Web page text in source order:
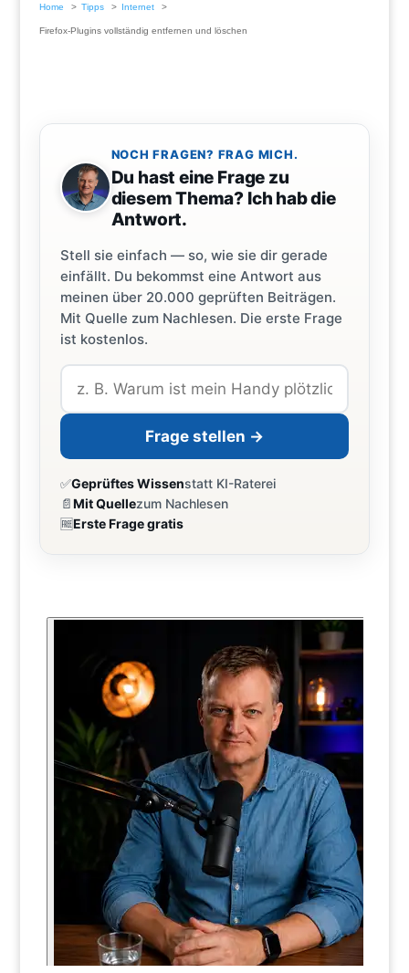
Home Tipps Internet
Firefox-Plugins vollständig entfernen und löschen
NOCH FRAGEN? FRAG MICH.
Du hast eine Frage zu
diesem Thema? Ich hab die
Antwort.
Stell sie einfach — so, wie sie dir gerade
einfällt. Du bekommst eine Antwort aus
meinen über 20.000 geprüften Beiträgen.
Mit Quelle zum Nachlesen. Die erste Frage
ist kostenlos.
Frage stellen →
✅Geprüftes Wissenstatt KI-Raterei
📄Mit Quellezum Nachlesen
🆓Erste Frage gratis